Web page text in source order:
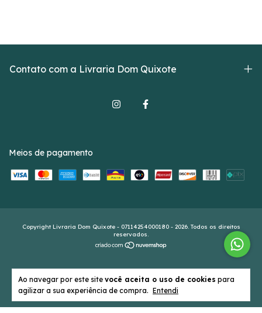
Ao navegar por este site você aceita o uso de cookies para
agilizar a sua experiência de compra. Entendi
Contato com a Livraria Dom Quixote
Meios de pagamento
Copyright Livraria Dom Quixote - 07114254000180 - 2026. Todos os direitos
reservados.